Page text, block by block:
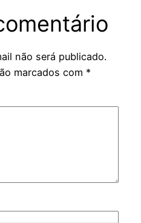
não será publicado.
marcados com *